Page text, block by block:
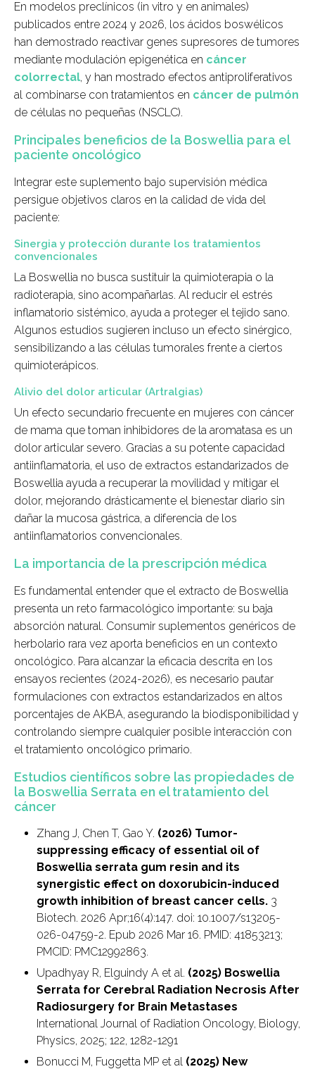
En modelos preclínicos (in vitro y en animales)
publicados entre 2024 y 2026, los ácidos boswélicos
han demostrado reactivar genes supresores de tumores
mediante modulación epigenética en cáncer
colorrectal, y han mostrado efectos antiproliferativos
al combinarse con tratamientos en cáncer de pulmón
de células no pequeñas (NSCLC).
Principales beneficios de la Boswellia para el
paciente oncológico
Integrar este suplemento bajo supervisión médica
persigue objetivos claros en la calidad de vida del
paciente:
Sinergia y protección durante los tratamientos
convencionales
La Boswellia no busca sustituir la quimioterapia o la
radioterapia, sino acompañarlas. Al reducir el estrés
inflamatorio sistémico, ayuda a proteger el tejido sano.
Algunos estudios sugieren incluso un efecto sinérgico,
sensibilizando a las células tumorales frente a ciertos
quimioterápicos.
Alivio del dolor articular (Artralgias)
Un efecto secundario frecuente en mujeres con cáncer
de mama que toman inhibidores de la aromatasa es un
dolor articular severo. Gracias a su potente capacidad
antiinflamatoria, el uso de extractos estandarizados de
Boswellia ayuda a recuperar la movilidad y mitigar el
dolor, mejorando drásticamente el bienestar diario sin
dañar la mucosa gástrica, a diferencia de los
antiinflamatorios convencionales.
La importancia de la prescripción médica
Es fundamental entender que el extracto de Boswellia
presenta un reto farmacológico importante: su baja
absorción natural. Consumir suplementos genéricos de
herbolario rara vez aporta beneficios en un contexto
oncológico. Para alcanzar la eficacia descrita en los
ensayos recientes (2024-2026), es necesario pautar
formulaciones con extractos estandarizados en altos
porcentajes de AKBA, asegurando la biodisponibilidad y
controlando siempre cualquier posible interacción con
el tratamiento oncológico primario.
Estudios científicos sobre las propiedades de
la Boswellia Serrata en el tratamiento del
cáncer
Zhang J, Chen T, Gao Y. (2026) Tumor-
suppressing efficacy of essential oil of
Boswellia serrata gum resin and its
synergistic effect on doxorubicin-induced
growth inhibition of breast cancer cells. 3
Biotech. 2026 Apr;16(4):147. doi: 10.1007/s13205-
026-04759-2. Epub 2026 Mar 16. PMID: 41853213;
PMCID: PMC12992863.
Upadhyay R, Elguindy A et al. (2025) Boswellia
Serrata for Cerebral Radiation Necrosis After
Radiosurgery for Brain Metastases
International Journal of Radiation Oncology, Biology,
Physics, 2025; 122, 1282-1291
Bonucci M, Fuggetta MP et al (2025) New